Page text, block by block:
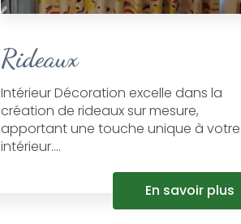
Rideaux
Intérieur Décoration excelle dans la
création de rideaux sur mesure,
apportant une touche unique à votre
intérieur....
En savoir plus